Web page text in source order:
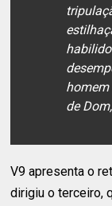
de
V9 apresenta o
dirigiu o terceiro,